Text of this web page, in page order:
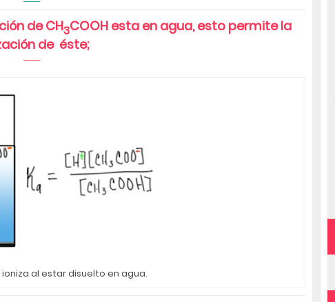
de CH3COOH esta en agua, esto permite la
de éste;
al estar disuelto en agua.